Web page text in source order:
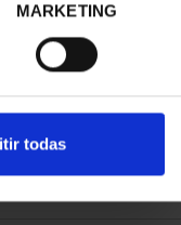
MARKETING
todas